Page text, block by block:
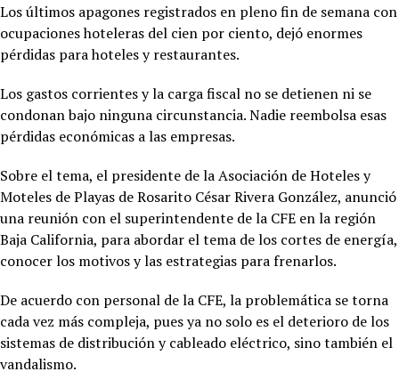
Los últimos apagones registrados en pleno fin de semana con
ocupaciones hoteleras del cien por ciento, dejó enormes
pérdidas para hoteles y restaurantes.
Los gastos corrientes y la carga fiscal no se detienen ni se
condonan bajo ninguna circunstancia. Nadie reembolsa esas
pérdidas económicas a las empresas.
Sobre el tema, el presidente de la Asociación de Hoteles y
Moteles de Playas de Rosarito César Rivera González, anunció
una reunión con el superintendente de la CFE en la región
Baja California, para abordar el tema de los cortes de energía,
conocer los motivos y las estrategias para frenarlos.
De acuerdo con personal de la CFE, la problemática se torna
cada vez más compleja, pues ya no solo es el deterioro de los
sistemas de distribución y cableado eléctrico, sino también el
vandalismo.